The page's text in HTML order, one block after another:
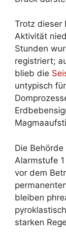
Trotz dieser
Aktivität
Stunden
registriert;
blieb die
untypisch
Die
Alarmstufe
vor dem
bleiben
starken